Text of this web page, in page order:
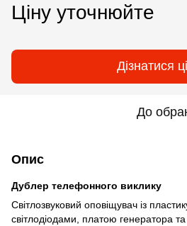
Ціну уточнюйте
Дізнатися
До
Опис
Дублер телефонного виклику
Світлозвуковий оповіщувач із
світлодіодами, платою генератора